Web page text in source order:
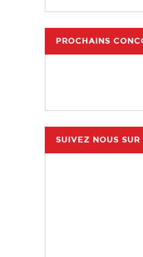
PROCHAINS
SUIVEZ NOUS SUR